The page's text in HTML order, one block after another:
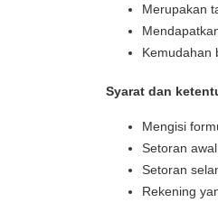
Merupakan
Kemudahan
Syarat dan
Mengisi
Setoran
Setoran
Rekening